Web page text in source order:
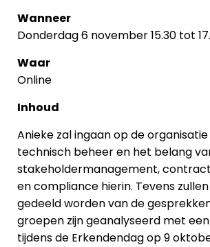
Wanneer
Donderdag 6 november 15.30 tot
Waar
Online
Inhoud
Anieke zal ingaan op de
technisch beheer en het belang
stakeholdermanagement,
en compliance hierin. Tevens
gedeeld worden van de
groepen zijn geanalyseerd met
tijdens de Erkendendag op 9